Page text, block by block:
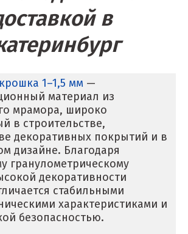
в
1–1,5 мм —
материал из
мрамора, широко
в строительстве,
декоративных покрытий и в
дизайне. Благодаря
гранулометрическому
декоративности
стабильными
характеристиками и
безопасностью.